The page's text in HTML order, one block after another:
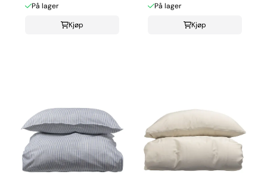
På lager
Kjøp
På lager
Kjøp